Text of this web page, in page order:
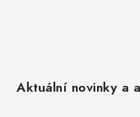
Aktuální novinky a